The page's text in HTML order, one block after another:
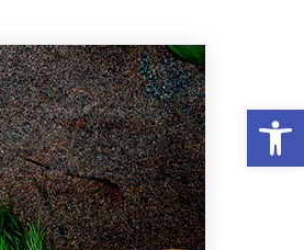
פתח סרגל נגישות